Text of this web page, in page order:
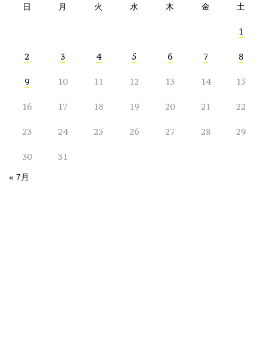
日 月 火 水 木 金 土
1
2 3 4 5 6 7 8
9 10 11 12 13 14 15
16 17 18 19 20 21 22
23 24 25 26 27 28 29
30 31
« 7月